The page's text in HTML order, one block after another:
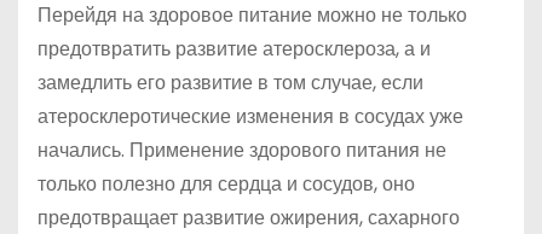
Перейдя на здоровое питание можно не только
предотвратить развитие атеросклероза, а и
замедлить его развитие в том случае, если
атеросклеротические изменения в сосудах уже
начались. Применение здорового питания не
только полезно для сердца и сосудов, оно
предотвращает развитие ожирения, сахарного